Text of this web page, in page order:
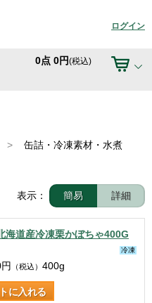
ログイン
0点 0円(税込)
缶詰・冷凍素材・水煮
表示： 簡易 詳細
海道産冷凍栗かぼちゃ400G
冷凍
円 （税込） 400g
に入れる